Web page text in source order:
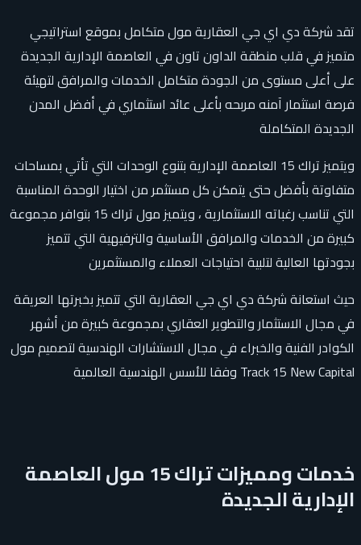
تقد شركة دي اي جي العقارية مول متكامل بموقع استراتيجي
متميز في قلب منطقة الداون تاون في العاصمة الإدارية الجديدة
على أعلى مستوى من الجودة متكامل الخدمات والمرافق لتهيئة
فرصة استثمار آمنه مربحه بأعلى عائد استثماري في أفضل المدن
الجديدة المتكاملة
ويتميز تراك 15 العاصمة الإدارية بتنوع الوحدات التي تأتي بمساحات
متفاوتة بأفضل حتى يتمكن كل مستثمر من اختيار الوحدة المناسبة
التي تناسب رغباته الاستثمارية ، ويتميز مول تراك 15 بتوافر مجموعة
كبيرة من الخدمات والمرافق الأساسية والترفيهية التي تتميز
بجودتها العالية لتلبية احتياجات العملاء والمستثمرين
حيث استعانة شركة دي اي جي العقارية التي تتميز بخبرتها العريقة
في مجال الاستثمار والتطوير العقاري بمجموعة كبيرة من أشهر
الكوادر الفنية والخبراء في مجال الاستشارات الهندسية لتصميم مول
Track 15 New Capital وفقا للأسس الهندسية العالمية
خدمات ومميزات تراك 15 مول العاصمة
الإدارية الجديدة